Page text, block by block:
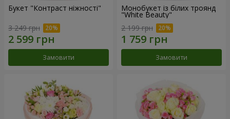
Букет "Контраст ніжності"
3 249 грн
Замовити
Монобукет із білих троянд
"White Beauty"
2 199 грн
Замовити